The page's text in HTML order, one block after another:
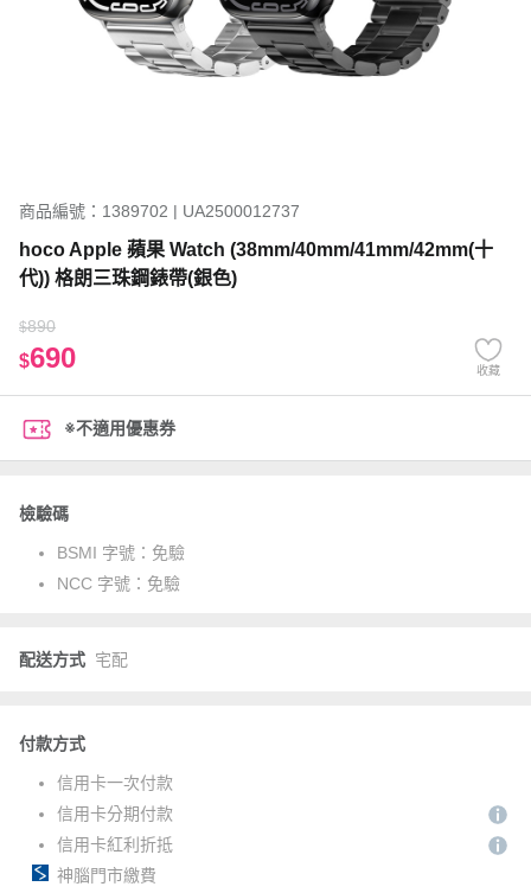
商品編號：1389702 | UA2500012737
hoco Apple 蘋果 Watch (38mm/40mm/41mm/42mm(十
代)) 格朗三珠鋼錶帶(銀色)
$890
$690 收藏
※不適用優惠券
檢驗碼
BSMI 字號： 免驗
NCC 字號： 免驗
配送方式 宅配
付款方式
信用卡一次付款
信用卡分期付款
信用卡紅利折抵
神腦門市繳費